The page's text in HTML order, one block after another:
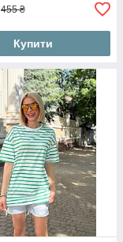
455 ₴
Купити